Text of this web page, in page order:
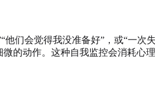
们会觉得我没准备好”，或“一
的动作。这种自我监控会消耗心